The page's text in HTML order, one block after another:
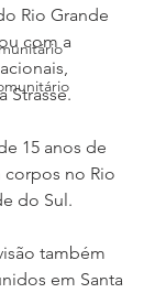
Rio Grande
com a
Strasse.
15 anos de
no Rio
do Sul.
também
em Santa